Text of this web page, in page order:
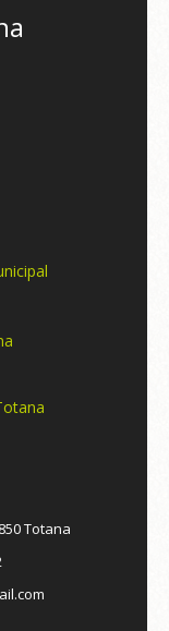
Totana